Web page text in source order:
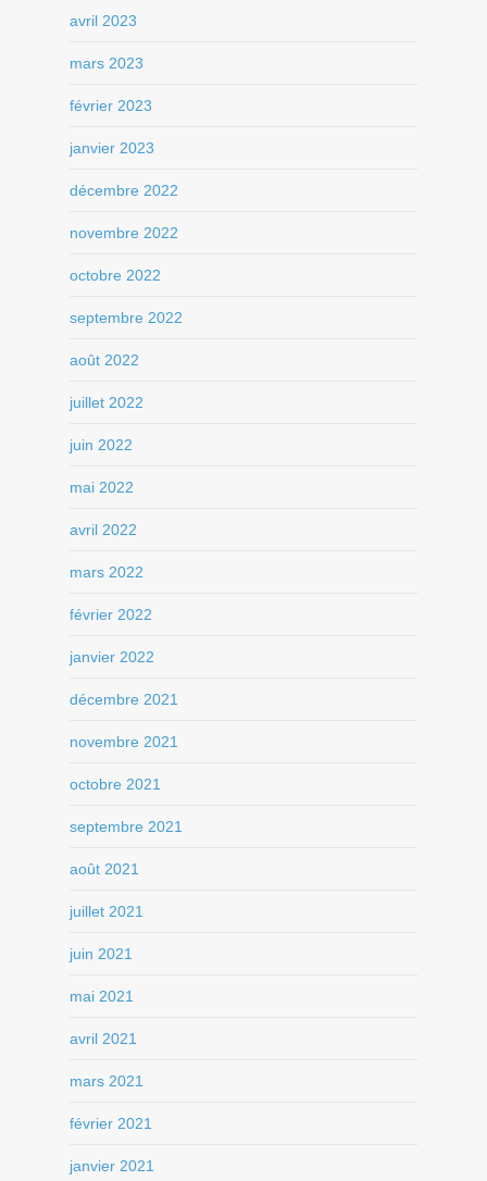
avril 2023
mars 2023
février 2023
janvier 2023
décembre 2022
novembre 2022
octobre 2022
septembre 2022
août 2022
juillet 2022
juin 2022
mai 2022
avril 2022
mars 2022
février 2022
janvier 2022
décembre 2021
novembre 2021
octobre 2021
septembre 2021
août 2021
juillet 2021
juin 2021
mai 2021
avril 2021
mars 2021
février 2021
janvier 2021